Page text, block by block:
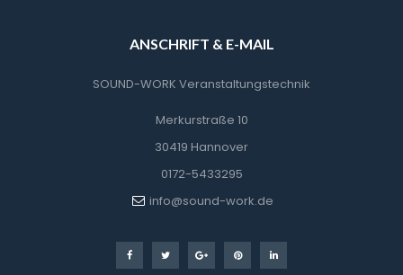
ANSCHRIFT & E-MAIL
SOUND-WORK Veranstaltungstechnik
Merkurstraße 10
30419 Hannover
0172-5433295
info@sound-work.de